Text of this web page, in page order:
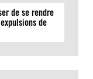
de se rendre
de